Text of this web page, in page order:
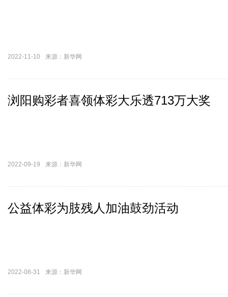
2022-11-10 来源：新华网
浏阳购彩者喜领体彩大乐透713万大奖
2022-09-19 来源：新华网
公益体彩为肢残人加油鼓劲活动
2022-08-31 来源：新华网